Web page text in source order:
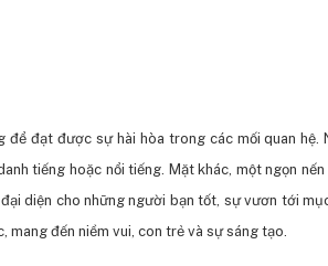
đạt được sự hài hòa trong các mối quan hệ.
tiếng hoặc nổi tiếng. Mặt khác, một ngọn
diện cho những người bạn tốt, sự vươn tới
đến niềm vui, con trẻ và sự sáng tạo.